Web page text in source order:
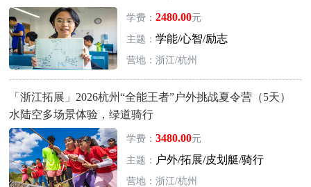
学费： 2480.00元
主题： 学能/心智/励志
营地：浙江/杭州
「浙江拓展」2026杭州“全能王者”户外挑战夏令营（5天）
水陆空多场景体验，绿道骑行
学费： 3480.00元
主题： 户外/拓展/皮划艇/骑行
营地：浙江/杭州